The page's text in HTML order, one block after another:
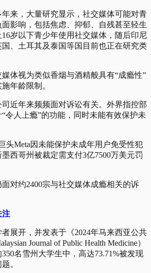
来，大量研究显示，社交媒体可能对青
影响，包括焦虑、抑郁、自残甚至轻生
岁以下青少年使用社交媒体，随后印尼
、土耳其及泰国等国目前也正在研究类
体视为类似香烟与酒精般具有“成瘾性”
年龄限制。
近年来频频面对诉讼有关。外界指控部
令人上瘾”的功能，同时未能有效保护未
头Meta因未能保护未成年用户免受性犯
西哥州被裁定需支付3亿7500万美元罚
面对约2400宗与社交媒体成瘾相关的诉
注
展开，并发表于《2024年马来西亚公共
Journal of Public Health Medicine）
名雪州大学生中，高达73.71%被发现
。